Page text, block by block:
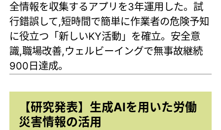
全情報を収集するアプリを3年運用した。試
行錯誤して,短時間で簡単に作業者の危険予知
に役立つ「新しいKY活動」を確立。安全意
識,職場改善,ウェルビーイングで無事故継続
900日達成。
【研究発表】生成AIを用いた労働
災害情報の活用